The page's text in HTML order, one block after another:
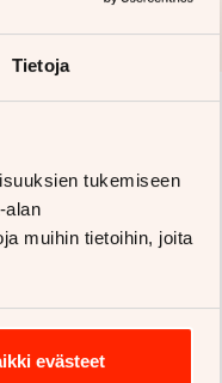
Tietoja
tukemiseen
alan
muihin tietoihin, joita
evästeet
Miten